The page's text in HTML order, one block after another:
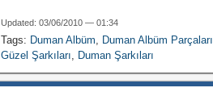
Updated: 03/06/2010 — 01:34
Tags: Duman Albüm, Duman Albüm Parçaları
Güzel Şarkıları, Duman Şarkıları